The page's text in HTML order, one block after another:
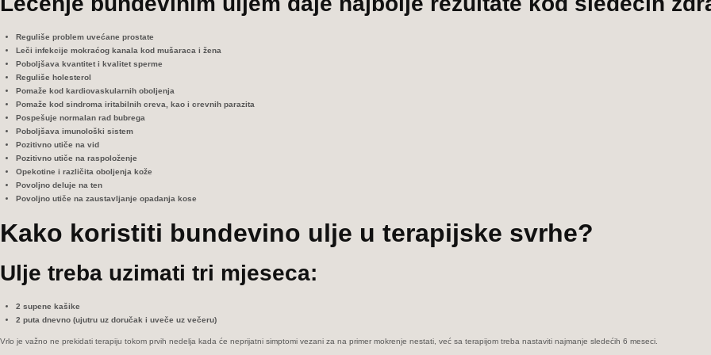
Reguliše problem uvećane prostate
Leči infekcije mokraćog kanala kod mušaraca i žena
Poboljšava kvantitet i kvalitet sperme
Reguliše holesterol
Pomaže kod kardiovaskularnih oboljenja
Pomaže kod sindroma iritabilnih creva, kao i crevnih parazita
Pospešuje normalan rad bubrega
Poboljšava imunološki sistem
Pozitivno utiče na vid
Pozitivno utiče na raspoloženje
Opekotine i različita oboljenja kože
Povoljno deluje na ten
Povoljno utiče na zaustavljanje opadanja kose
Kako koristiti bundevino ulje u terapijske svrhe?
Ulje treba uzimati tri mjeseca:
2 supene kašike
2 puta dnevno (ujutru uz doručak i uveče uz večeru)
Vrlo je važno ne prekidati terapiju tokom prvih nedelja kada će neprijatni simptomi vezani za na primer mokrenje nestati, već sa terapijom treba nastaviti najmanje sledećih 6 meseci.